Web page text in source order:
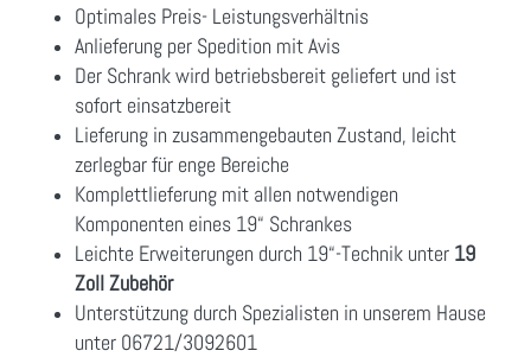
Optimales Preis- Leistungsverhältnis
Anlieferung per Spedition mit Avis
Der Schrank wird betriebsbereit geliefert und ist
sofort einsatzbereit
Lieferung in zusammengebauten Zustand, leicht
zerlegbar für enge Bereiche
Komplettlieferung mit allen notwendigen
Komponenten eines 19“ Schrankes
Leichte Erweiterungen durch 19“-Technik unter 19
Zoll Zubehör
Unterstützung durch Spezialisten in unserem Hause
unter 06721/3092601